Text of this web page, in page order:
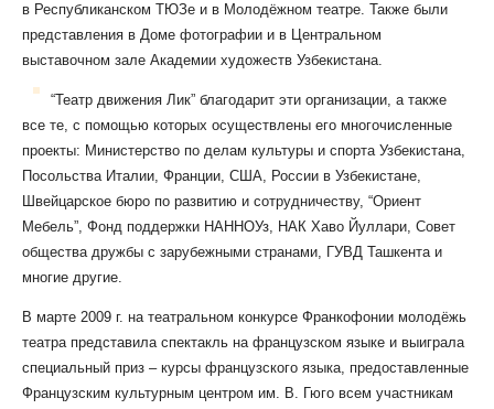
в Республиканском ТЮЗе и в Молодёжном театре. Также были
представления в Доме фотографии и в Центральном
выставочном зале Академии художеств Узбекистана.
“Театр движения Лик” благодарит эти организации, а также
все те, с помощью которых осуществлены его многочисленные
проекты: Министерство по делам культуры и спорта Узбекистана,
Посольства Италии, Франции, США, России в Узбекистане,
Швейцарское бюро по развитию и сотрудничеству, “Ориент
Мебель”, Фонд поддержки НАННОУз, НАК Хаво Йуллари, Совет
общества дружбы с зарубежными странами, ГУВД Ташкента и
многие другие.
В марте 2009 г. на театральном конкурсе Франкофонии молодёжь
театра представила спектакль на французском языке и выиграла
специальный приз – курсы французского языка, предоставленные
Французским культурным центром им. В. Гюго всем участникам